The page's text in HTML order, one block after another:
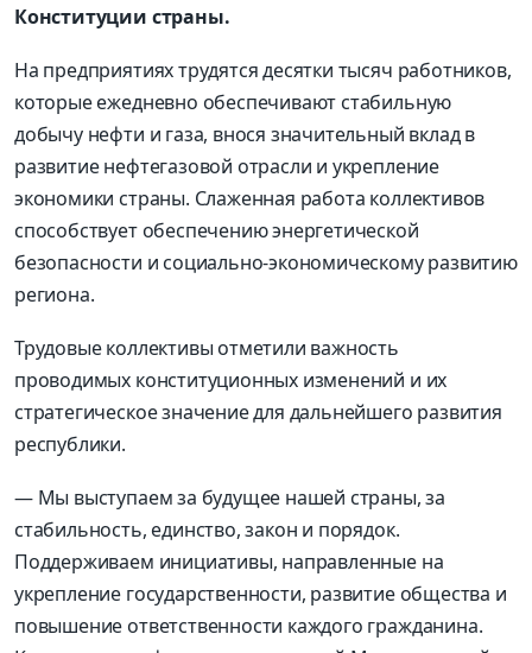
Конституции страны.
На предприятиях трудятся десятки тысяч работников,
которые ежедневно обеспечивают стабильную
добычу нефти и газа, внося значительный вклад в
развитие нефтегазовой отрасли и укрепление
экономики страны. Слаженная работа коллективов
способствует обеспечению энергетической
безопасности и социально-экономическому развитию
региона.
Трудовые коллективы отметили важность
проводимых конституционных изменений и их
стратегическое значение для дальнейшего развития
республики.
— Мы выступаем за будущее нашей страны, за
стабильность, единство, закон и порядок.
Поддерживаем инициативы, направленные на
укрепление государственности, развитие общества и
повышение ответственности каждого гражданина.